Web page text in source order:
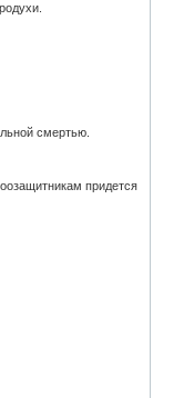
смертью.
придется